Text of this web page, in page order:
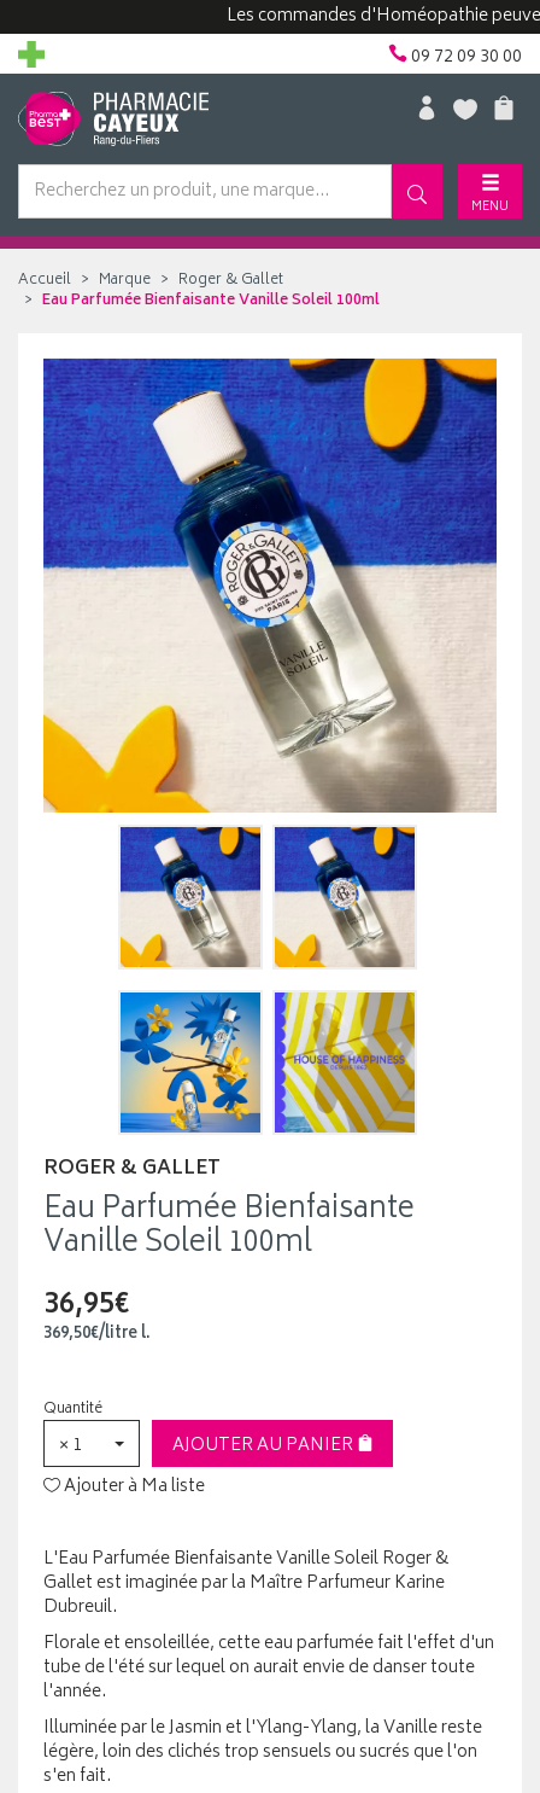
Les commandes d'Homéopathie peuvent
09 72 09 30 00
MENU
Accueil Marque
Roger & Gallet
Eau Parfumée Bienfaisante Vanille Soleil 100ml
ROGER & GALLET
Eau Parfumée Bienfaisante
Vanille Soleil 100ml
36,95€
369,50€/litrel.
Quantité
× 1
AJOUTER AU PANIER
Ajouter à Ma liste
L'Eau Parfumée Bienfaisante Vanille Soleil Roger &
Gallet est imaginée par la Maître Parfumeur Karine
Dubreuil.
Florale et ensoleillée, cette eau parfumée fait l'effet d'un
tube de l'été sur lequel on aurait envie de danser toute
l'année.
Illuminée par le Jasmin et l'Ylang-Ylang, la Vanille reste
légère, loin des clichés trop sensuels ou sucrés que l'on
s'en fait.